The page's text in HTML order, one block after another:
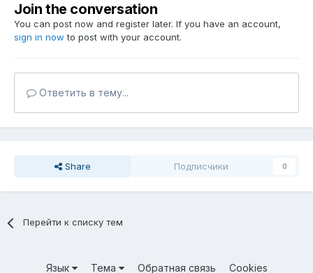
Join the conversation
You can post now and register later. If you have an account,
sign in now to post with your account.
Ответить в тему...
Share Подписчики 0
Перейти к списку тем
Язык Тема Обратная связь Cookies